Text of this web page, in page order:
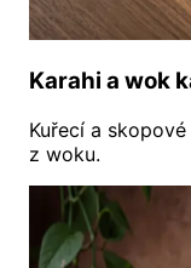
Karahi a wok
Kuřecí a
z woku.